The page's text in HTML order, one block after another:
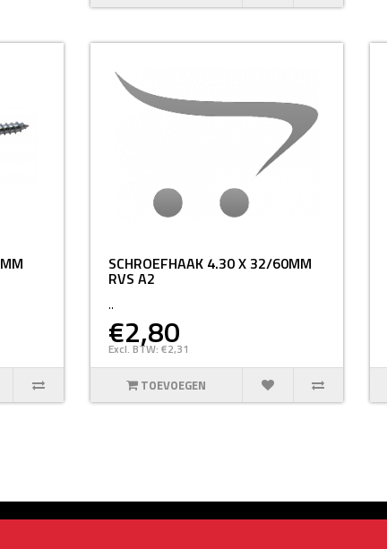
SCHROEFHAAK 4.30 X 32/60MM
RVS A2
..
€2,80
Excl. BTW: €2,31
TOEVOEGEN